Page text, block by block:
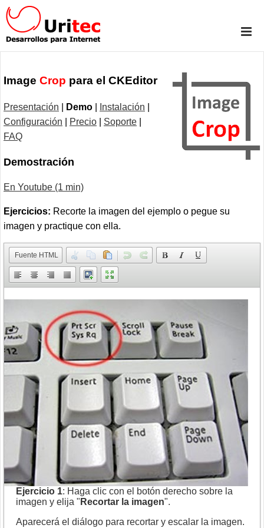
Image Crop para el CKEditor
Presentación Demo Instalación
Configuración
Precio Soporte
FAQ
Demostración
En Youtube (1 min)
Ejercicios: Recorte la imagen del ejemplo o pegue su
imagen y practique con ella.
Fuente HTML